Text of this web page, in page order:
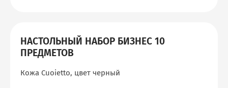
НАСТОЛЬНЫЙ НАБОР БИЗНЕС 10
ПРЕДМЕТОВ
Кожа Cuoietto, цвет черный